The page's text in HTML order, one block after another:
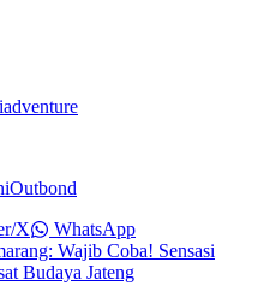
X
WhatsApp
Wajib Coba! Sensasi
Budaya Jateng